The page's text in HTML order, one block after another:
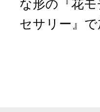
な形の『花
セサリー』